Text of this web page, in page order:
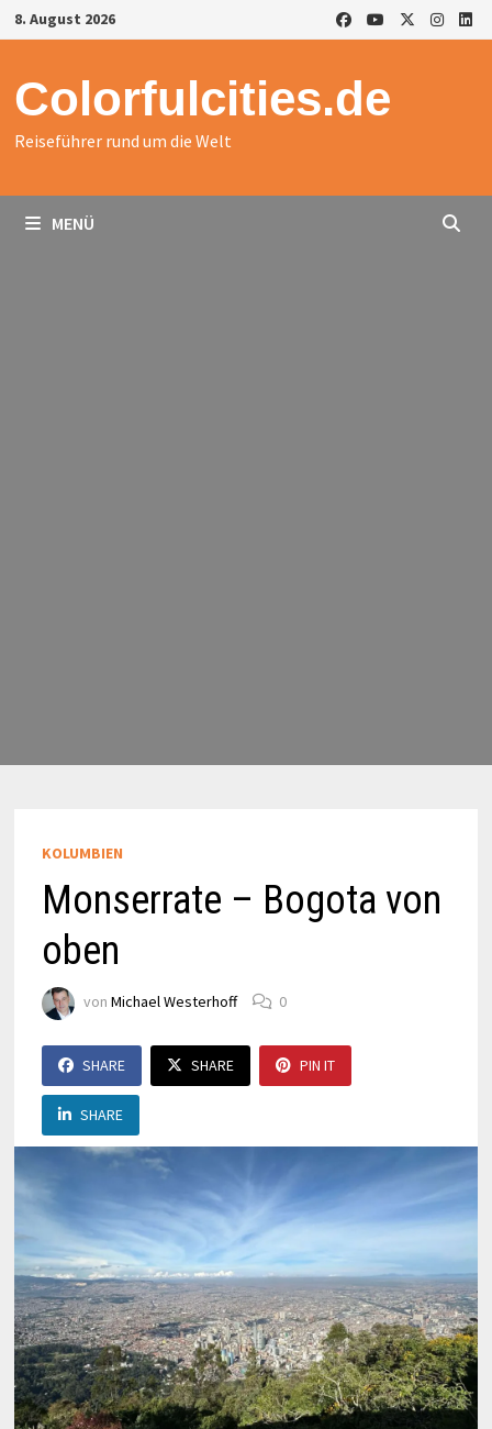
Zurück
zum
8. August 2026
Colorfulcities.de
Reiseführer rund um die Welt
MENÜ
KOLUMBIEN
Monserrate – Bogota von
oben
von Michael Westerhoff 0
SHARE SHARE PIN IT
SHARE